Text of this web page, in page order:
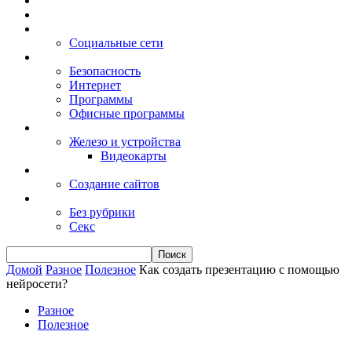
Социальные сети
Безопасность
Интернет
Программы
Офисные программы
Железо и устройства
Видеокарты
Создание сайтов
Без рубрики
Секс
Домой Разное Полезное Как создать презентацию с помощью
нейросети?
Разное
Полезное